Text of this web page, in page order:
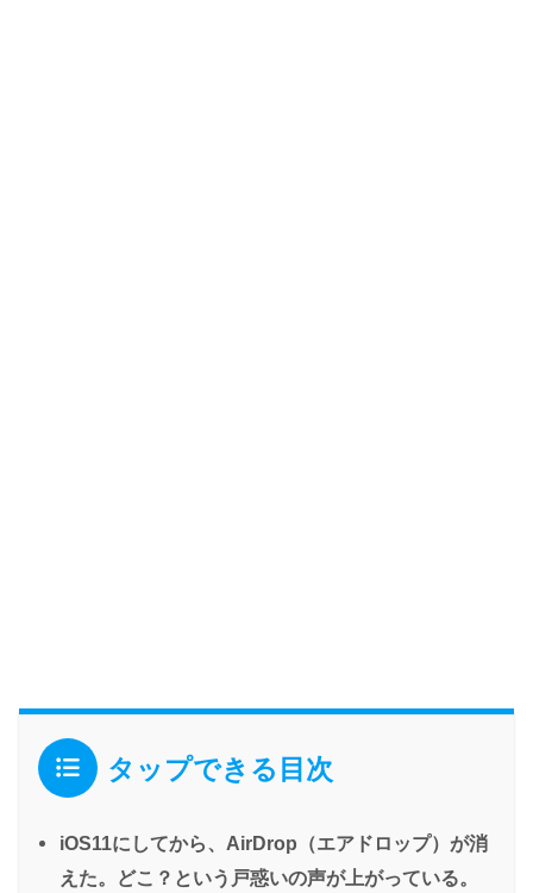
タップできる目次
iOS11にしてから、AirDrop（エアドロップ）が消
えた。どこ？という戸惑いの声が上がっている。